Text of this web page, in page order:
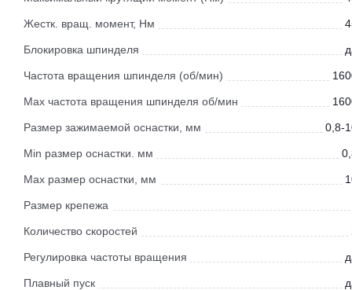
Жестк. вращ. момент, Нм
Блокировка шпинделя
Частота вращения шпинделя (об/мин)
Мах частота вращения шпинделя об/мин
Размер зажимаемой оснастки, мм 0,8-
Min размер оснастки. мм
Мах размер оснастки, мм
Размер крепежа
Количество скоростей
Регулировка частоты вращения
Плавный пуск